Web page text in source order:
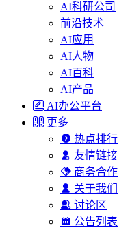
AI科研公司
前沿技术
AI应用
AI人物
AI百科
AI产品
AI办公平台
更多
热点排行
友情链接
商务合作
关于我们
讨论区
公告列表